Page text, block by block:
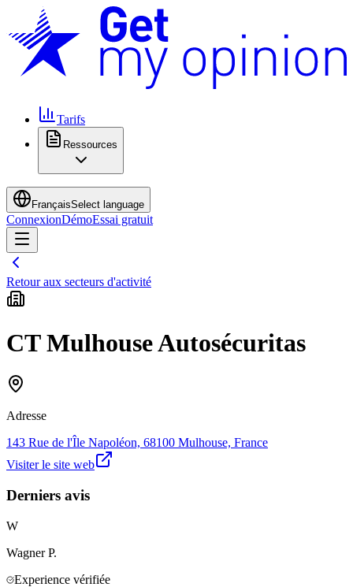
Tarifs
Ressources
FrançaisSelect language
ConnexionDémoEssai gratuit
Retour aux secteurs d'activité
CT Mulhouse Autosécuritas
Adresse
143 Rue de l'Île Napoléon, 68100 Mulhouse, France
Visiter le site web
Derniers avis
W
Wagner P.
Experience vérifiée